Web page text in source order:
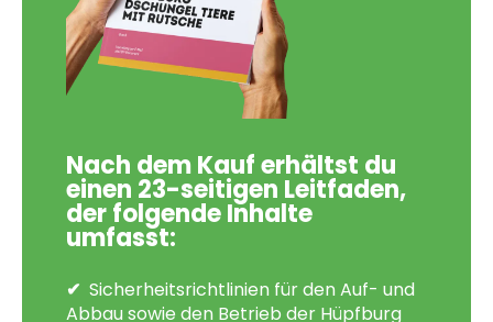
Nach dem Kauf erhältst du
einen 23-seitigen Leitfaden,
der folgende Inhalte
umfasst:
Sicherheitsrichtlinien für den Auf- und
Abbau sowie den Betrieb der Hüpfburg